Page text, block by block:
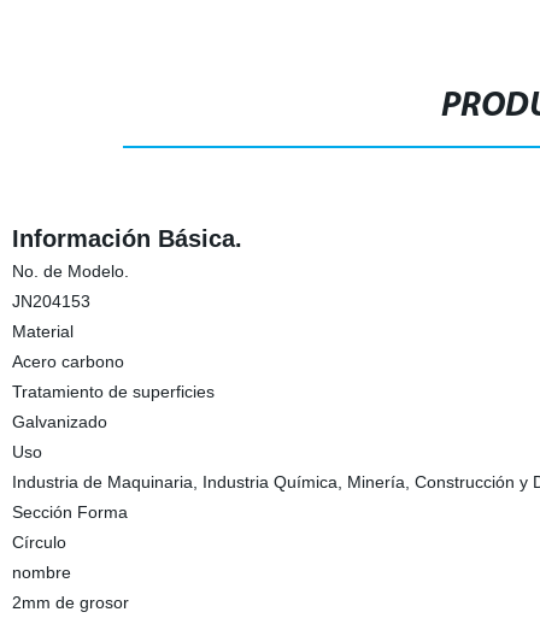
Información Básica.
No. de Modelo.
JN204153
Material
Acero carbono
Tratamiento de superficies
Galvanizado
Uso
Industria de Maquinaria, Industria Química, Minería, Construcción y
Sección Forma
Círculo
nombre
2mm de grosor